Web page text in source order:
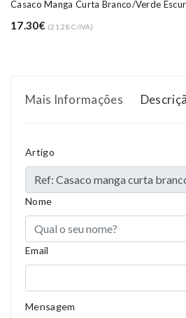
Casaco Manga Curta Branco/verde
17.30€ (21.28 C/IVA)
Mais Informações
Compositions Polyester
Styles Girly
Properties Short Dress
Artigo
Nome
Email
Mensagem